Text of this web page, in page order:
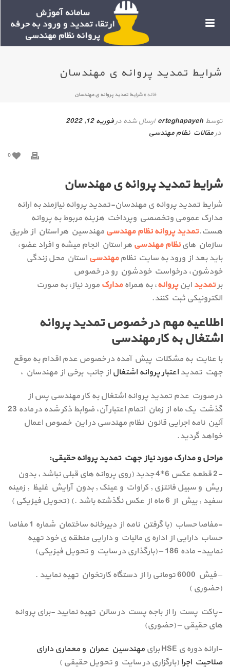
شرایط تمدید پروانه ی مهندسان
خانه »شرایط تمدید پروانه ی مهندسان
توسط erteghapayehارسال شده درفوریه 12, 2022
درمقالات نظام مهندسی
0
شرایط تمدید پروانه ی مهندسان
شرایط تمدید پروانه ی مهندسان-تمدید پروانه نیازمند به ارائه
مدارک عمومی وتخصصی وپرداخت هزینه مربوط به پروانه
هست.تمدید پروانه نظام مهندسی مهندسین هر استان از طریق
سازمان هاینظام مهندسی هر استان انجام میشه و افراد عضو،
باید بعد از ورود به سایت نظاممهندسی استان محل زندگی
خودشون، درخواست خودشون رو در خصوص
برتمدید اینپروانه، به همراهمدارک مورد نیاز، به صورت
الکترونیکی ثبت کنند.
اطلاعیه مهم در خصوص تمدید پروانه
اشتغال به کار مهندسی
با عنایت به مشکلات پیش آمده در خصوص عدم اقدام به موقع
جهت تمدید اعتبار پروانه اشتغال از جانب برخی از مهندسان ،
در صورت عدم تمدید پروانه اشتغال به کار مهندسی پس از
گذشت یک ماه از زمان اتمام اعتبار آن، ضوابط ذکر شده در ماده 23
آئین نامه اجرایی قانون نظام مهندسی در این خصوص اعمال
خواهد گردید.
مراحل و مدارک مورد نیاز جهت تمدید پروانه حقیقی:
-2 قطعه عکس 6*4 جدید (روی پروانه های قبلی نباشد , بدون
ریش و سبیل فانتزی , کراوات و عینک , بدون آرایش غلیظ , زمینه
سفید , بیش از 6 ماه از عکس نگذشته باشد .) (تحویل فیزیکی )
-مفاصا حساب (با گرفتن نامه از دبیرخانه ساختمان شماره 1 مفاصا
حساب دارایی از اداره ی مالیات و دارایی منطقه ی خود تهیه
نمایید- ماده 186 – (بارگذاری در سایت و تحویل فیزیکی)
– فیش 6000 تومانی را از دستگاه کارتخوان تهیه نمایید .
(حضوری )
-پاکت پست را از باجه پست در سالن تهیه نمایید -برای پروانه
های حقیقی – (حضوری)
-ارائه دوره ی HSE برای
مهندسین عمران و معماری دارای
صلاحیت اجرا (بارگزاری در سایت و تحویل حقیقی )